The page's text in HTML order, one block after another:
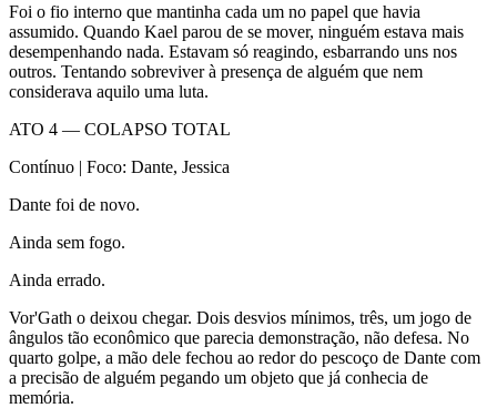
Foi o fio interno que mantinha cada um no papel que havia
assumido. Quando Kael parou de se mover, ninguém estava mais
desempenhando nada. Estavam só reagindo, esbarrando uns nos
outros. Tentando sobreviver à presença de alguém que nem
considerava aquilo uma luta.
ATO 4 — COLAPSO TOTAL
Contínuo | Foco: Dante, Jessica
Dante foi de novo.
Ainda sem fogo.
Ainda errado.
Vor'Gath o deixou chegar. Dois desvios mínimos, três, um jogo de
ângulos tão econômico que parecia demonstração, não defesa. No
quarto golpe, a mão dele fechou ao redor do pescoço de Dante com
a precisão de alguém pegando um objeto que já conhecia de
memória.